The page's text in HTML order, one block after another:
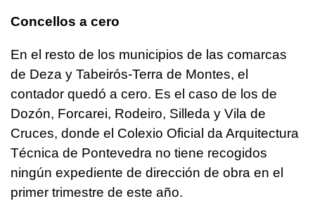
Concellos a cero
En el resto de los municipios de las comarcas
de Deza y Tabeirós-Terra de Montes, el
contador quedó a cero. Es el caso de los de
Dozón, Forcarei, Rodeiro, Silleda y Vila de
Cruces, donde el Colexio Oficial da Arquitectura
Técnica de Pontevedra no tiene recogidos
ningún expediente de dirección de obra en el
primer trimestre de este año.